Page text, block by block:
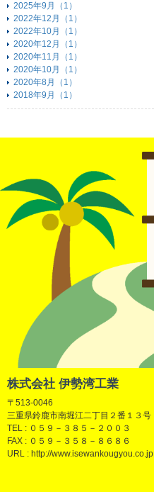
2025年9月（1）
2022年12月（1）
2022年10月（1）
2020年12月（1）
2020年11月（1）
2020年10月（1）
2020年8月（1）
2018年9月（1）
株式会社 伊勢湾工業
〒513-0046
三重県鈴鹿市南堀江二丁目２番１３号
TEL : ０５９－３８５－２００３
FAX : ０５９－３５８－８６８６
URL : http://www.isewankougyou.co.jp